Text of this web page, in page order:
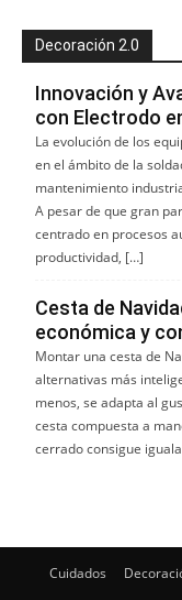
Decoración 2.0
Innovación y
con Electrodo
La evolución de los
en el ámbito de la
mantenimiento
A pesar de que gran
centrado en procesos
productividad, […]
Cesta de
económica y
Montar una cesta de
alternativas más
menos, se adapta al
cesta compuesta a
cerrado consigue
Cuidados